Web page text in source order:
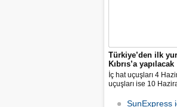
Türkiye’den ilk
Kıbrıs’a yapılacak
İç hat uçuşları 4
uçuşları ise 10
olacak.SunExpress